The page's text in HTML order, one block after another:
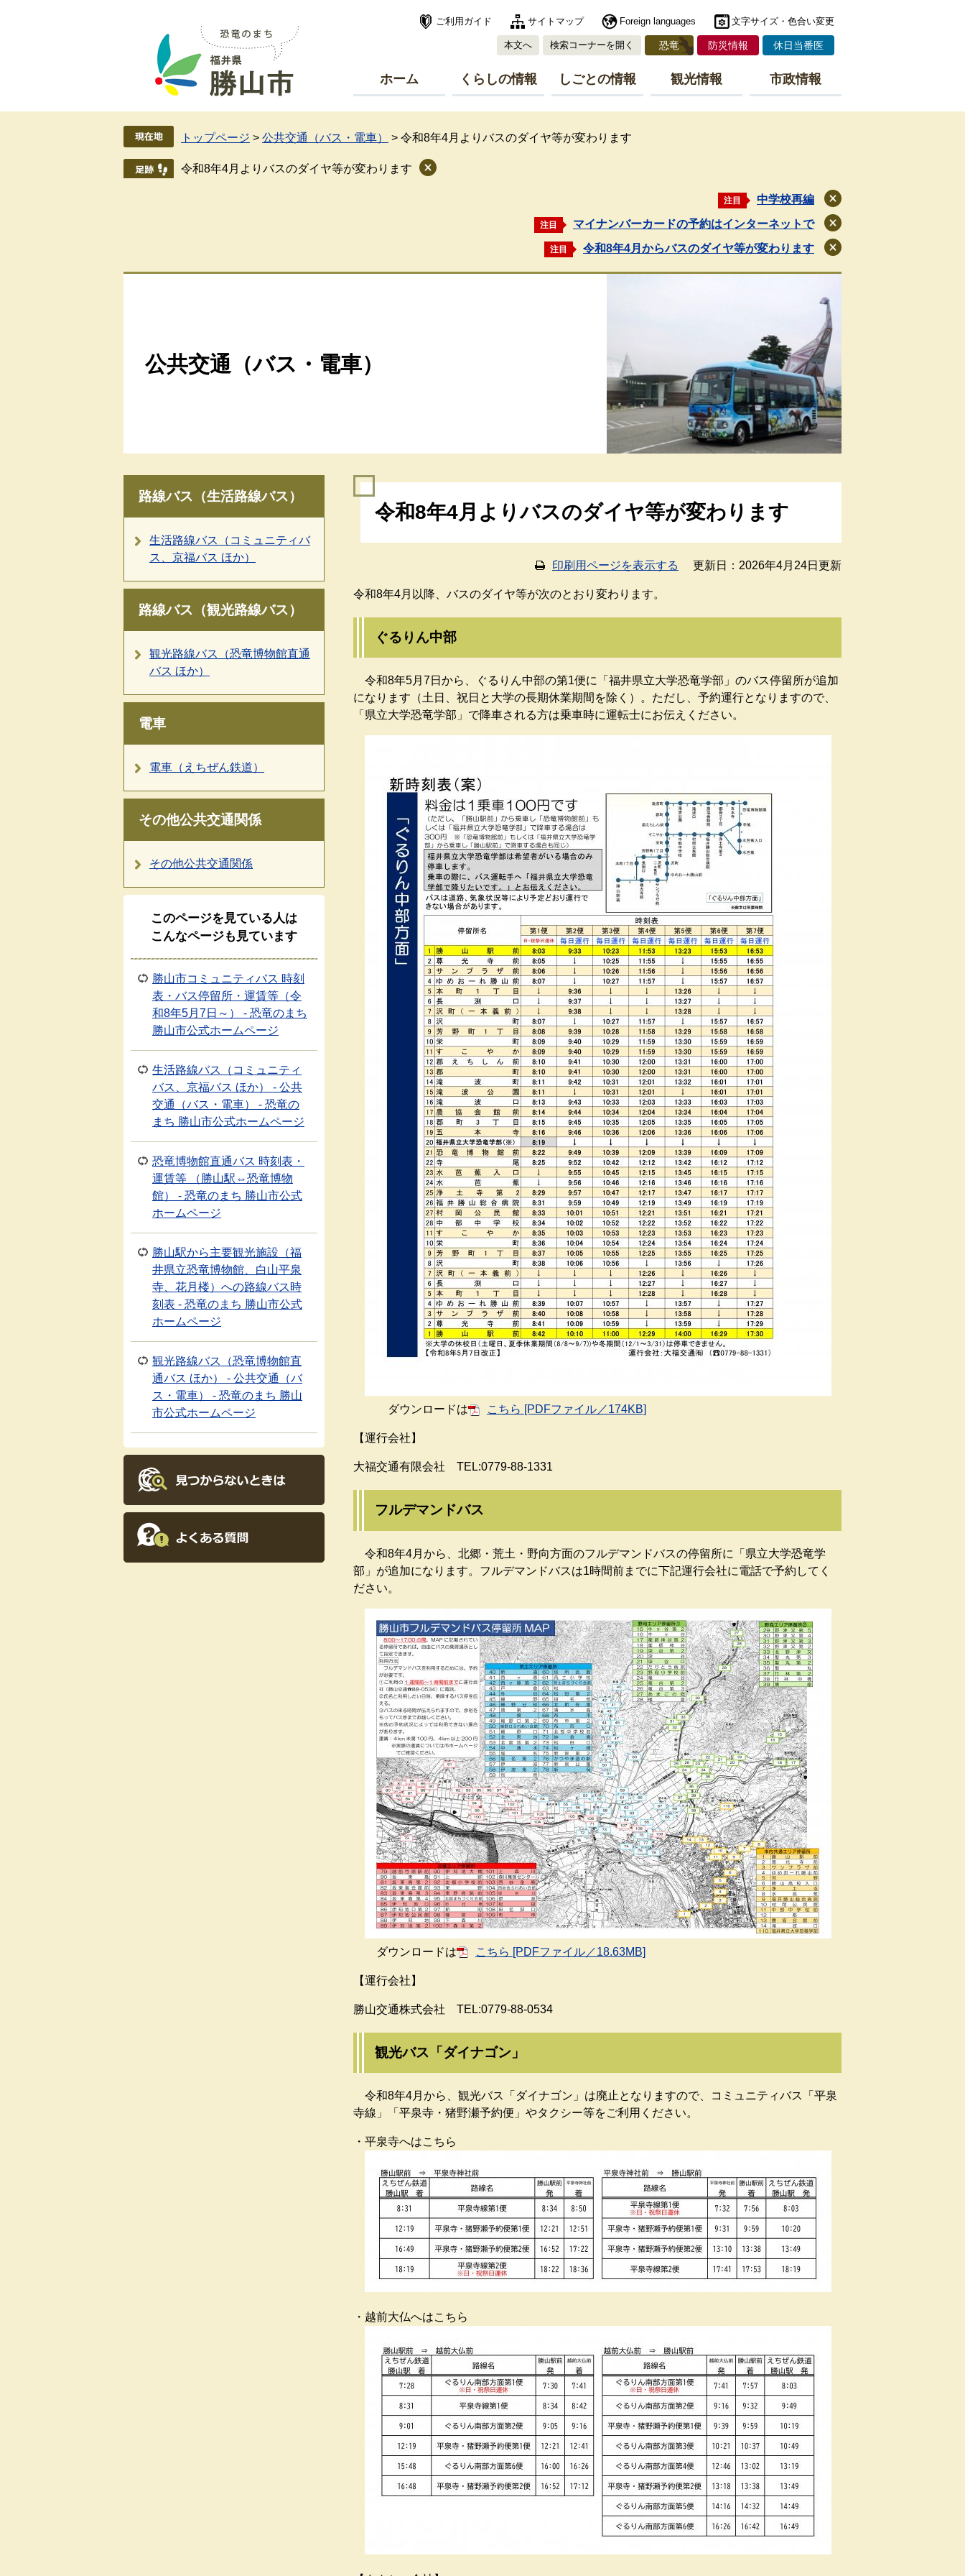
で
ば
ご利用ガイド サイトマップ Foreign languages 文字サイズ・色合い変更
本文へ 検索コーナーを開く 恐竜 防災情報 休日当番医
ホーム くらしの情報 しごとの情報 観光情報 市政情報
トップページ > 公共交通（バス・電車） > 令和8年4月よりバスのダイヤ等が変わります
令和8年4月よりバスのダイヤ等が変わります
注目 中学校再編
閉
じ
る
注目 マイナンバーカードの予約はインターネットで
閉
じ
る
注目 令和8年4月からバスのダイヤ等が変わります
閉
公共交通（バス・電車）
路線バス（生活路線バス）
生活路線バス（コミュニティバ
ス、京福バス ほか）
路線バス（観光路線バス）
観光路線バス（恐竜博物館直通
バス ほか）
電車
電車（えちぜん鉄道）
その他公共交通関係
その他公共交通関係
このページを見ている人は
こんなページも見ています
勝山市コミュニティバス 時刻
表・バス停留所・運賃等（令
和8年5月7日～） - 恐竜のまち
勝山市公式ホームページ
生活路線バス（コミュニティ
バス、京福バス ほか） - 公共
交通（バス・電車） - 恐竜の
まち 勝山市公式ホームページ
恐竜博物館直通バス 時刻表・
運賃等 （勝山駅⇔恐竜博物
館） - 恐竜のまち 勝山市公式
ホームページ
勝山駅から主要観光施設（福
井県立恐竜博物館、白山平泉
寺、花月楼）への路線バス時
刻表 - 恐竜のまち 勝山市公式
ホームページ
観光路線バス（恐竜博物館直
通バス ほか） - 公共交通（バ
ス・電車） - 恐竜のまち 勝山
市公式ホームページ
令和8年4月よりバスのダイヤ等が変わります
印刷用ページを表示する 更新日：2026年4月24日更新
令和8年4月以降、バスのダイヤ等が次のとおり変わります。
ぐるりん中部
令和8年5月7日から、ぐるりん中部の第1便に「福井県立大学恐竜学部」のバス停留所が追加
になります（土日、祝日と大学の長期休業期間を除く）。ただし、予約運行となりますので、
「県立大学恐竜学部」で降車される方は乗車時に運転士にお伝えください。
ダウンロードは こちら [PDFファイル／174KB]
【運行会社】
大福交通有限会社 TEL:0779-88-1331
フルデマンドバス
令和8年4月から、北郷・荒土・野向方面のフルデマンドバスの停留所に「県立大学恐竜学
部」が追加になります。フルデマンドバスは1時間前までに下記運行会社に電話で予約してく
ださい。
ダウンロードは こちら [PDFファイル／18.63MB]
【運行会社】
勝山交通株式会社 TEL:0779-88-0534
観光バス「ダイナゴン」
令和8年4月から、観光バス「ダイナゴン」は廃止となりますので、コミュニティバス「平泉
寺線」「平泉寺・猪野瀬予約便」やタクシー等をご利用ください。
・平泉寺へはこちら
・越前大仏へはこちら